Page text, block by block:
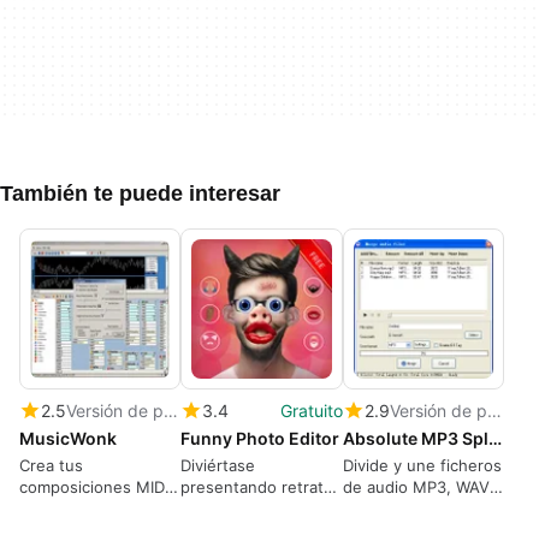
También te puede interesar
2.5
Versión de prueba
MusicWonk
Crea tus
composiciones MIDI
3.4
Gratuito
Funny Photo Editor
Diviértase
presentando retratos
2.9
Versión de prueba
Absolute MP3 Splitter & Converter
Divide y une ficheros
de audio MP3, WAV,